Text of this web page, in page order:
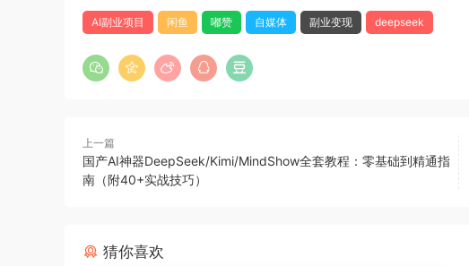
AI副业项目 闲鱼 嘟赞 自媒体 副业变现 deepseek
上一篇
国产AI神器DeepSeek/Kimi/MindShow全套教程：零基础到精通指
南（附40+实战技巧）
猜你喜欢